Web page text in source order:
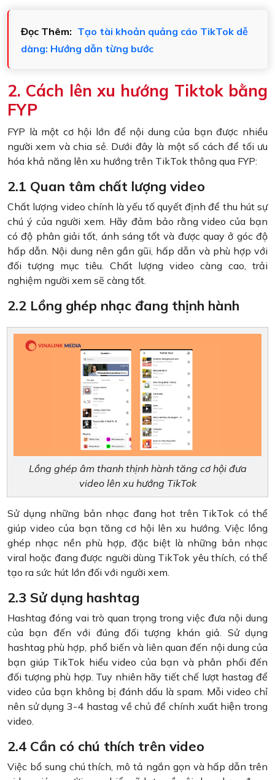
Đọc Thêm: Tạo tài khoản quảng cáo TikTok dễ
dàng: Hướng dẫn từng bước
2. Cách lên xu hướng Tiktok bằng
FYP
FYP là một cơ hội lớn để nội dung của bạn được nhiều
người xem và chia sẻ. Dưới đây là một số cách để tối ưu
hóa khả năng lên xu hướng trên TikTok thông qua FYP:
2.1 Quan tâm chất lượng video
Chất lượng video chính là yếu tố quyết định để thu hút sự
chú ý của người xem. Hãy đảm bảo rằng video của bạn
có độ phân giải tốt, ánh sáng tốt và được quay ở góc độ
hấp dẫn. Nội dung nên gần gũi, hấp dẫn và phù hợp với
đối tượng mục tiêu. Chất lượng video càng cao, trải
nghiệm người xem sẽ càng tốt.
2.2 Lồng ghép nhạc đang thịnh hành
Lồng ghép âm thanh thịnh hành tăng cơ hội đưa
video lên xu hướng TikTok
Sử dụng những bản nhạc đang hot trên TikTok có thể
giúp video của bạn tăng cơ hội lên xu hướng. Việc lồng
ghép nhạc nền phù hợp, đặc biệt là những bản nhạc
viral hoặc đang được người dùng TikTok yêu thích, có thể
tạo ra sức hút lớn đối với người xem.
2.3 Sử dụng hashtag
Hashtag đóng vai trò quan trọng trong việc đưa nội dung
của bạn đến với đúng đối tượng khán giả. Sử dụng
hashtag phù hợp, phổ biến và liên quan đến nội dung của
bạn giúp TikTok hiểu video của bạn và phân phối đến
đối tượng phù hợp. Tuy nhiên hãy tiết chế lượt hastag để
video của bạn không bị đánh dấu là spam. Mỗi video chỉ
nên sử dụng 3-4 hastag về chủ để chính xuất hiện trong
video.
2.4 Cần có chú thích trên video
Việc bổ sung chú thích, mô tả ngắn gọn và hấp dẫn trên